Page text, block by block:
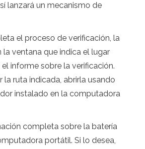
lanzará un mecanismo de
el proceso de verificación, la
la ventana que indica el lugar
informe sobre la verificación.
la ruta indicada, abrirla usando
instalado en la computadora
completa sobre la batería
portátil. Si lo desea,